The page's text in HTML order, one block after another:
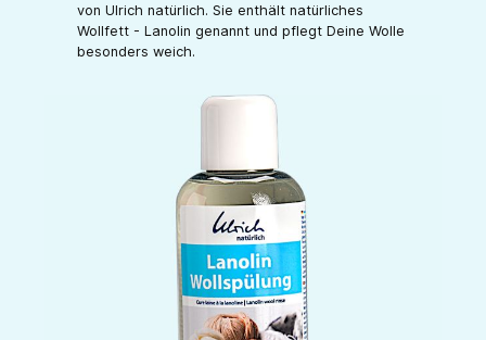
von Ulrich natürlich. Sie enthält natürliches
Wollfett - Lanolin genannt und pflegt Deine Wolle
besonders weich.